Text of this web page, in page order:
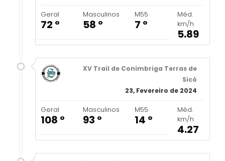
Geral
72 º
Masculinos
58 º
M55
7 º
Méd.
km/h
5.89
XV Trail de Conimbriga Terras de
Sicó
23, Fevereiro de 2024
Geral
108 º
Masculinos
93 º
M55
14 º
Méd.
km/h
4.27